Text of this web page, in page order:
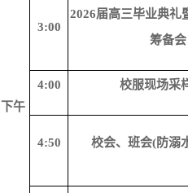
下午
3:00
2026届高三毕业典礼
筹备会
4:00 校服现场采
4:50 校会、班会(防溺